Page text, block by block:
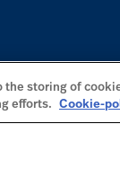
the storing of
efforts.
Cookie-